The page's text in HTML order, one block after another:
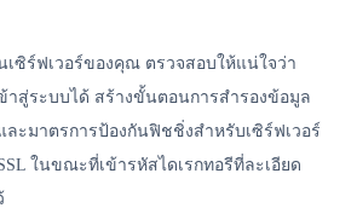
ซิร์ฟเวอร์ของคุณ ตรวจสอบให้แน่ใจว่า
สู่ระบบได้ สร้างขั้นตอนการสำรองข้อมูล
ะมาตรการป้องกันฟิชชิ่งสำหรับเซิร์ฟเวอร์
ในขณะที่เข้ารหัสไดเรกทอรีที่ละเอียด